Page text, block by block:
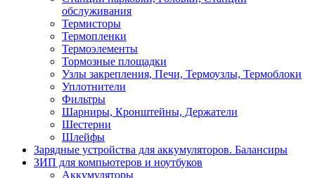
обслуживания
Термисторы
Термопленки
Термоэлементы
Тормозные площадки
Узлы закрепления, Печи, Термоузлы, Термоблоки
Уплотнители
Фильтры
Шарниры, Кронштейны, Держатели
Шестерни
Шлейфы
Зарядные устройства для аккумуляторов. Балансиры
ЗИП для компьютеров и ноутбуков
Аккумуляторы